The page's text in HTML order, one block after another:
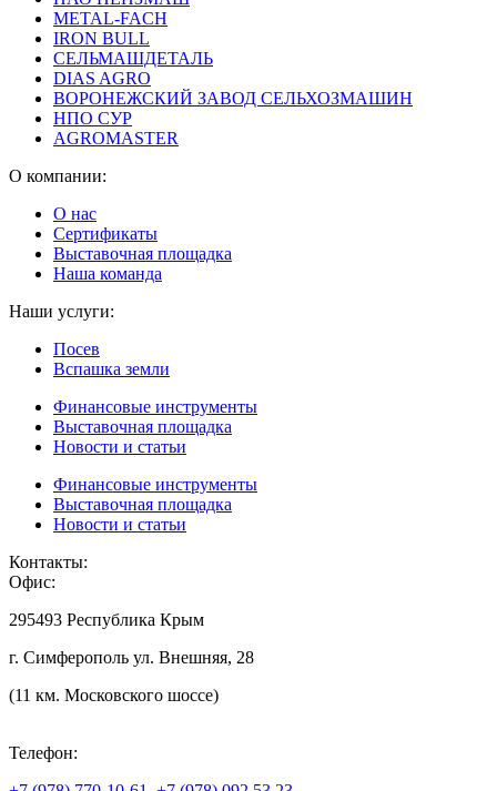
METAL-FACH
IRON BULL
СЕЛЬМАШДЕТАЛЬ
DIAS AGRO
ВОРОНЕЖСКИЙ ЗАВОД СЕЛЬХОЗМАШИН
НПО СУР
AGROMASTER
О компании:
О нас
Сертификаты
Выставочная площадка
Наша команда
Наши услуги:
Посев
Вспашка земли
Финансовые инструменты
Выставочная площадка
Новости и статьи
Финансовые инструменты
Выставочная площадка
Новости и статьи
Контакты:
Офис:
295493 Республика Крым
г. Симферополь ул. Внешняя, 28
(11 км. Московского шоссе)
Телефон: